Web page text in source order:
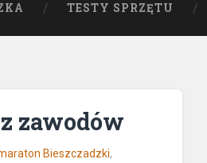
TESTY SPRZĘTU
zawodów
Bieszczadzki,